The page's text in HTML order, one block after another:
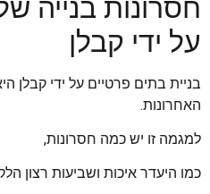
חסרונות בנייה
על ידי קבלן
בניית בתים פרטיים על ידי קבלן
האחרונות.
למגמה זו יש כמה חסרונות,
כמו היעדר איכות ושביעות רצון